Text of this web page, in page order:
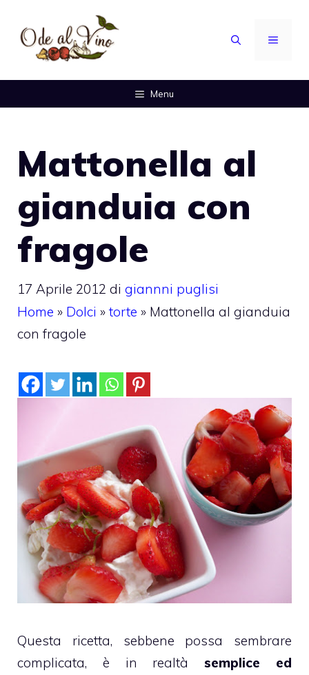
contenuto
MENU
Menu
Mattonella al
gianduia con
fragole
17 Aprile 2012 di giannni puglisi
Home » Dolci » torte » Mattonella al gianduia
con fragole
Questa ricetta, sebbene possa sembrare
complicata, è in realtàsemplice ed